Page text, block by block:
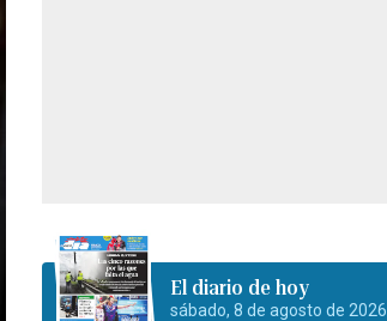
El diario de hoy
sábado, 8 de agosto de 2026